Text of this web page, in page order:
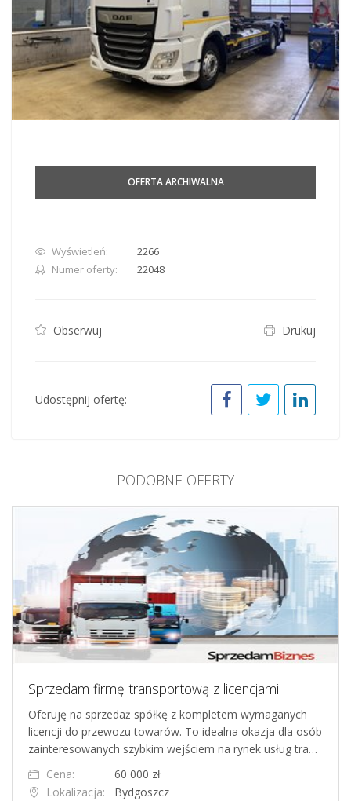
OFERTA ARCHIWALNA
Wyświetleń:
2266
Numer oferty:
22048
Obserwuj Drukuj
Udostępnij ofertę:
PODOBNE OFERTY
Sprzedam firmę transportową z licencjami
Oferuję na sprzedaż spółkę z kompletem wymaganych
licencji do przewozu towarów. To idealna okazja dla osób
zainteresowanych szybkim wejściem na rynek usług tra…
Cena:
60 000 zł
Lokalizacja:
Bydgoszcz